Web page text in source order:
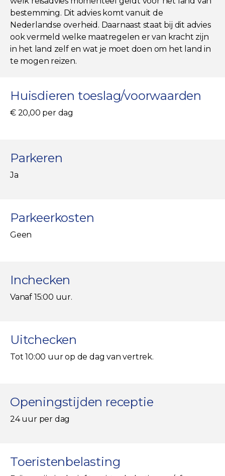
bestemming. Dit advies komt vanuit de
Nederlandse overheid. Daarnaast staat bij dit advies
ook vermeld welke maatregelen er van kracht zijn
in het land zelf en wat je moet doen om het land in
te mogen reizen.
Huisdieren toeslag/voorwaarden
€ 20,00 per dag
Parkeren
Ja
Parkeerkosten
Geen
Inchecken
Vanaf 15:00 uur.
Uitchecken
Tot 10:00 uur op de dag van vertrek.
Openingstijden receptie
24 uur per dag
Toeristenbelasting